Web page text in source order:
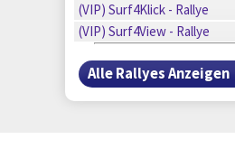
(VIP) Surf4Klick - Rallye
(VIP) Surf4View - Rallye
Alle Rallyes Anzeigen